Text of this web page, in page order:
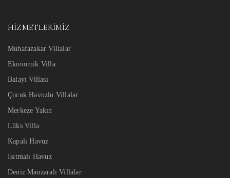
HIZMETLERIMIZ
Muhafazakar Villalar
Ekonomik Villa
Balayı Villası
Çocuk Havuzlu Villalar
Merkeze Yakın
Lüks Villa
Kapalı Havuz
Isıtmalı Havuz
Deniz Manzaralı Villalar